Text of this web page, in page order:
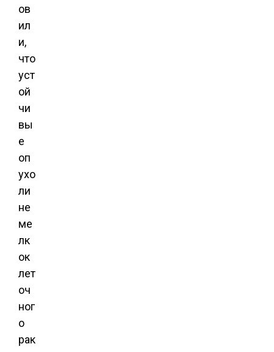
ов
ил
и,
что
уст
ой
чи
вы
е
оп
ухо
ли
не
ме
лк
ок
лет
оч
ног
о
рак